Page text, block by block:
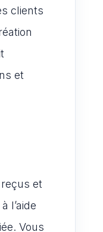
clients
et
et
l’aide
Vous